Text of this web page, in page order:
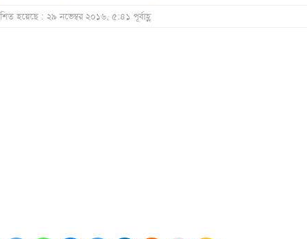
হয়েছে : ২৯ নভেম্বর ২০১৬, ৫:৪১ পূর্বাহ্ণ